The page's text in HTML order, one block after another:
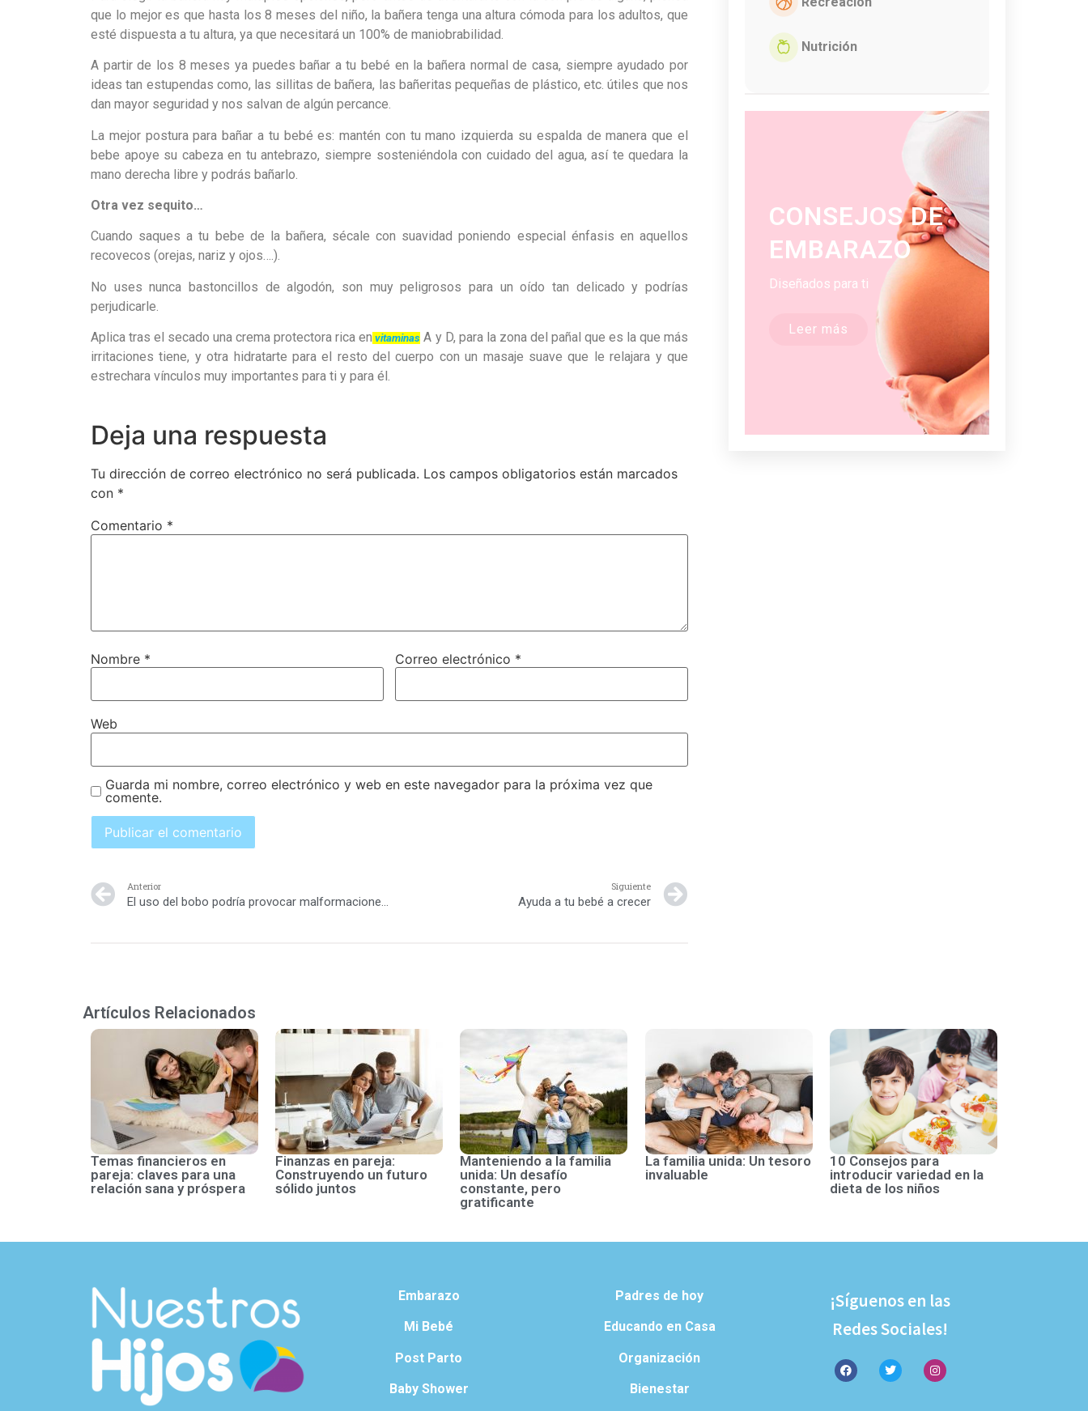
que lo mejor es que hasta los 8 meses del niño, la bañera tenga una altura cómoda para los adultos, que
esté dispuesta a tu altura, ya que necesitará un 100% de maniobrabilidad.
A partir de los 8 meses ya puedes bañar a tu bebé en la bañera normal de casa, siempre ayudado por
ideas tan estupendas como, las sillitas de bañera, las bañeritas pequeñas de plástico, etc. útiles que nos
dan mayor seguridad y nos salvan de algún percance.
La mejor postura para bañar a tu bebé es: mantén con tu mano izquierda su espalda de manera que el
bebe apoye su cabeza en tu antebrazo, siempre sosteniéndola con cuidado del agua, así te quedara la
mano derecha libre y podrás bañarlo.
Otra vez sequito…
Cuando saques a tu bebe de la bañera, sécale con suavidad poniendo especial énfasis en aquellos
recovecos (orejas, nariz y ojos….).
No uses nunca bastoncillos de algodón, son muy peligrosos para un oído tan delicado y podrías
perjudicarle.
Aplica tras el secado una crema protectora rica en vitaminas A y D, para la zona del pañal que es la que más
irritaciones tiene, y otra hidratarte para el resto del cuerpo con un masaje suave que le relajara y que
estrechara vínculos muy importantes para ti y para él.
Deja una respuesta
Tu dirección de correo electrónico no será publicada. Los campos obligatorios están marcados
con *
Comentario *
Nombre * Correo electrónico *
Web
Guarda mi nombre, correo electrónico y web en este navegador para la próxima vez que
comente.
Anterior
El uso del bobo podría provocar malformaciones e infecciones
Siguiente
Ayuda a tu bebé a crecer
Nutrición
CONSEJOS DE
EMBARAZO
Diseñados para ti
Leer más
Artículos Relacionados
Temas financieros en
pareja: claves para una
relación sana y próspera
Finanzas en pareja:
Construyendo un futuro
sólido juntos
Manteniendo a la familia
unida: Un desafío
constante, pero
gratificante
La familia unida: Un tesoro
invaluable
10 Consejos para
introducir variedad en la
dieta de los niños
Embarazo
Mi Bebé
Post Parto
Baby Shower
Padres de hoy
Educando en Casa
Organización
Bienestar
¡Síguenos en las
Redes Sociales!